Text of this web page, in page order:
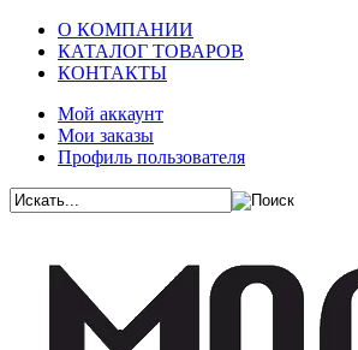
О КОМПАНИИ
КАТАЛОГ ТОВАРОВ
КОНТАКТЫ
Мой аккаунт
Мои заказы
Профиль пользователя